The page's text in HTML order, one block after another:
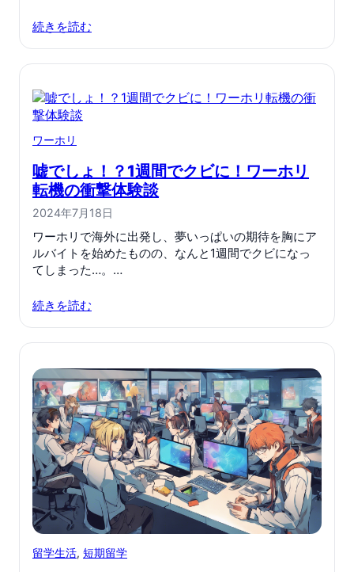
続きを読む
ワーホリ
嘘でしょ！？1週間でクビに！ワーホリ
転機の衝撃体験談
2024年7月18日
ワーホリで海外に出発し、夢いっぱいの期待を胸にア
ルバイトを始めたものの、なんと1週間でクビになっ
てしまった…。…
続きを読む
留学生活, 短期留学